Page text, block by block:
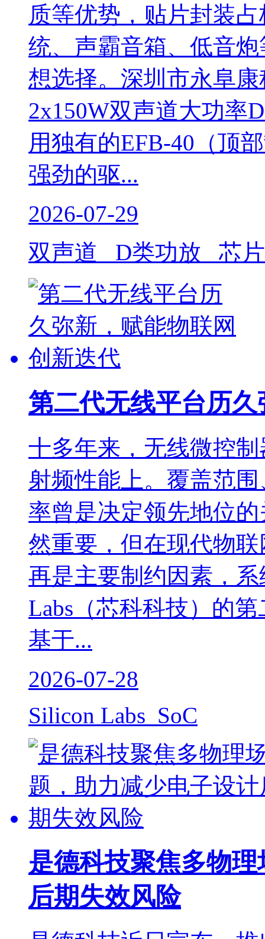
质等优势，贴片封装
统、声霸音箱、低音
想选择。深圳市永阜
2x150W双声道大功率
用独有的EFB-40（顶
强劲的驱...
2026-07-29
双声道 D类功放 芯
第二代无线平台历
十多年来，无线微控
射频性能上。覆盖范
率曾是决定领先地位
然重要，但在现代物
再是主要制约因素，
Labs（芯科科技）的第
基于...
2026-07-28
Silicon Labs SoC
是德科技聚焦多物
后期失效风险